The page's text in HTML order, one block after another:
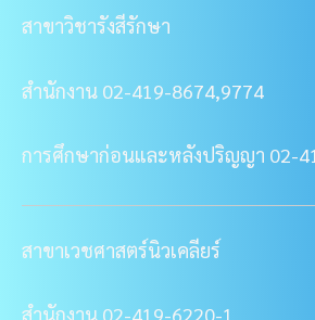
สาขาวิชารังสีรักษา
สำนักงาน 02-419-8674,9774
การศึกษาก่อนและหลังปริญญา 02-
สาขาเวชศาสตร์นิวเคลียร์
สำนักงาน 02-419-6220-1